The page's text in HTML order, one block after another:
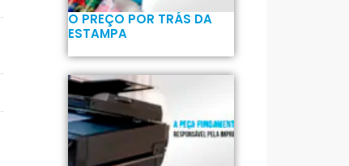
O PREÇO POR TRÁS DA
ESTAMPA